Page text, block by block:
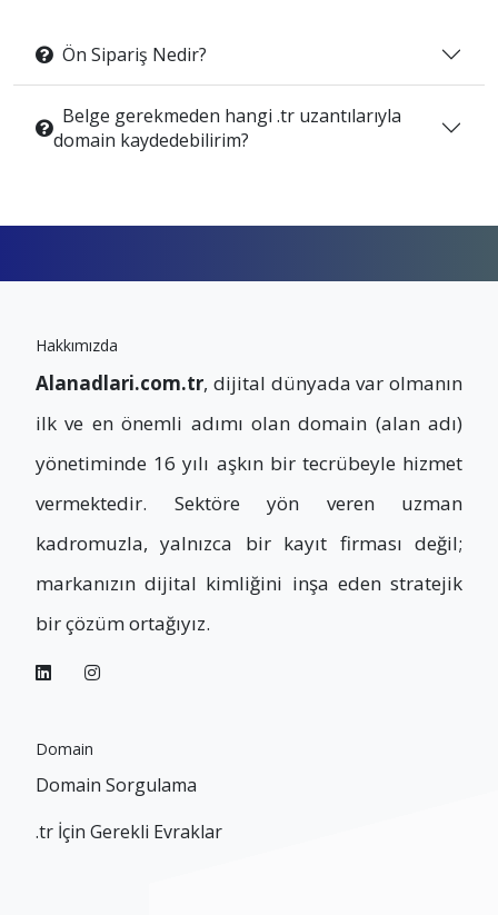
Ön Sipariş Nedir?
Belge gerekmeden hangi .tr uzantılarıyla
domain kaydedebilirim?
Hakkımızda
Alanadlari.com.tr, dijital dünyada var olmanın
ilk ve en önemli adımı olan domain (alan adı)
yönetiminde 16 yılı aşkın bir tecrübeyle hizmet
vermektedir. Sektöre yön veren uzman
kadromuzla, yalnızca bir kayıt firması değil;
markanızın dijital kimliğini inşa eden stratejik
bir çözüm ortağıyız.
Domain
Domain Sorgulama
.tr İçin Gerekli Evraklar